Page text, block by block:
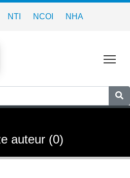
NTI NCOI NHA
auteur (0)